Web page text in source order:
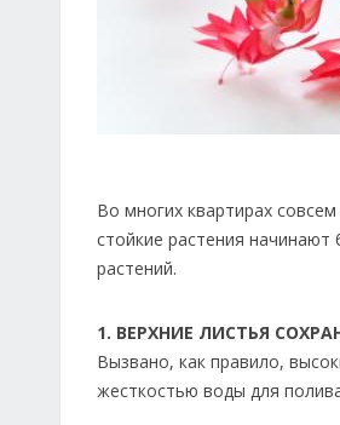
Во многих квартирах
стойкие растения
растений.
1. ВЕРХНИЕ ЛИСТЬЯ
Вызвано, как правило,
жесткостью воды для